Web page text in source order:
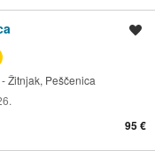
Žitnjak, Peščenica
95 €